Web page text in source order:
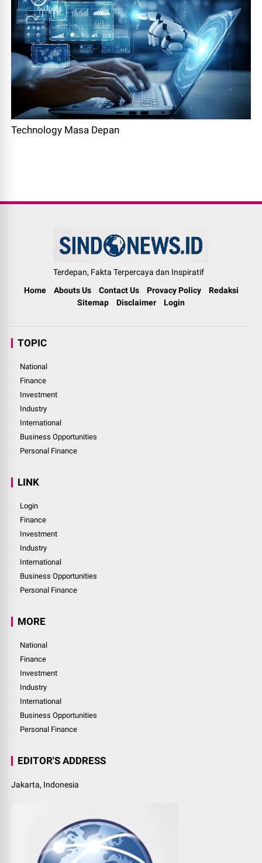
Technology Masa Depan
Terdepan, Fakta Terpercaya dan Inspiratif
Home
Abouts Us Contact Us Provacy Policy
Redaksi
Sitemap
Disclaimer Login
TOPIC
National
Finance
Investment
Industry
International
Business Opportunities
Personal Finance
LINK
Login
Finance
Investment
Industry
International
Business Opportunities
Personal Finance
MORE
National
Finance
Investment
Industry
International
Business Opportunities
Personal Finance
EDITOR'S ADDRESS
Jakarta, Indonesia